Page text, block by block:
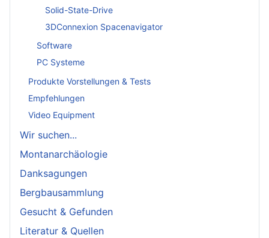
Solid-State-Drive
3DConnexion Spacenavigator
Software
PC Systeme
Produkte Vorstellungen & Tests
Empfehlungen
Video Equipment
Wir suchen...
Montanarchäologie
Danksagungen
Bergbausammlung
Gesucht & Gefunden
Literatur & Quellen